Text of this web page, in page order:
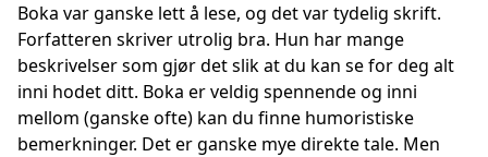
Boka var ganske lett å lese, og det var tydelig skrift.
Forfatteren skriver utrolig bra. Hun har mange
beskrivelser som gjør det slik at du kan se for deg alt
inni hodet ditt. Boka er veldig spennende og inni
mellom (ganske ofte) kan du finne humoristiske
bemerkninger. Det er ganske mye direkte tale. Men